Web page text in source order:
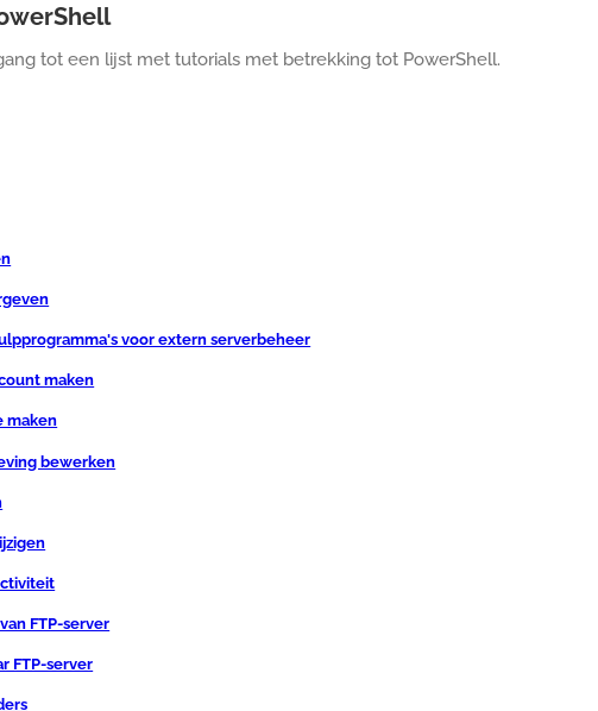
tot een lijst met tutorials met betrekking tot PowerShell.
voor extern serverbeheer
maken
maken
bewerken
FTP-server
FTP-server